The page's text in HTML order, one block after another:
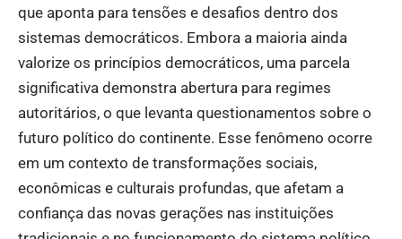
que aponta para tensões e desafios dentro dos
sistemas democráticos. Embora a maioria ainda
valorize os princípios democráticos, uma parcela
significativa demonstra abertura para regimes
autoritários, o que levanta questionamentos sobre o
futuro político do continente. Esse fenômeno ocorre
em um contexto de transformações sociais,
econômicas e culturais profundas, que afetam a
confiança das novas gerações nas instituições